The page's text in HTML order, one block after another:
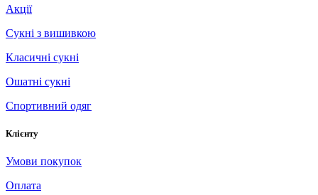
Акції
Сукні з вишивкою
Класичні сукні
Ошатні сукні
Спортивний одяг
Клієнту
Умови покупок
Оплата